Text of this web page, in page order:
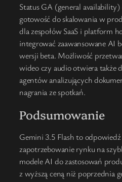
Status GA (general
gotowość do skalowania w
dla zespołów SaaS i platform
integrować zaawansowane AI
wersji beta. Możliwość
wideo czy audio otwiera także
agentów analizujących
nagrania ze spotkań.
Podsumowanie
Gemini 3.5 Flash to
zapotrzebowanie rynku na
modele AI do zastosowań
z wyższą ceną niż poprzednia